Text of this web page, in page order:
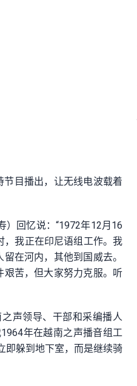
目播出，让无线电波载着
回忆说：“1972年12月16
，我正在印尼语组工作。我
在河内，其他到国威去。
苦，但大家努力克服。听
声领导、干部和采编播人
年在越南之声播音组工
即躲到地下室，而是继续骑